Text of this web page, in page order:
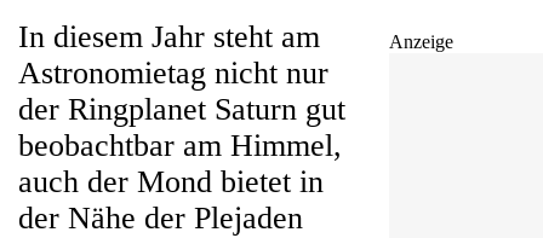
Anzeige
In diesem Jahr steht am
Astronomietag nicht nur
der Ringplanet Saturn gut
beobachtbar am Himmel,
auch der Mond bietet in
der Nähe der Plejaden